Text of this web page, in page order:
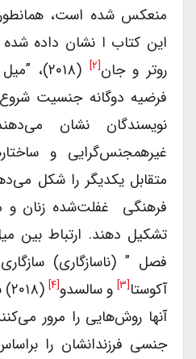
منعکس شده است، همانطور
این کتاب ا نشان داده
روتر و جان[۲]
(۲۰۱۸)،
فرضیه دوگانه جنسیت
نویسندگان نشان
غیرهمجنس‌گرایی و
متقابل یکدیگر را شکل
فرهنگی غفلت‌شده زنان و
تشکیل دهند. ارتباط بین
فصل ” (ناسازگاری)
آکوستا[۳] و سالسدو[۴]
آنها روش‌هایی را مرور
جنسی فرزندانشان را